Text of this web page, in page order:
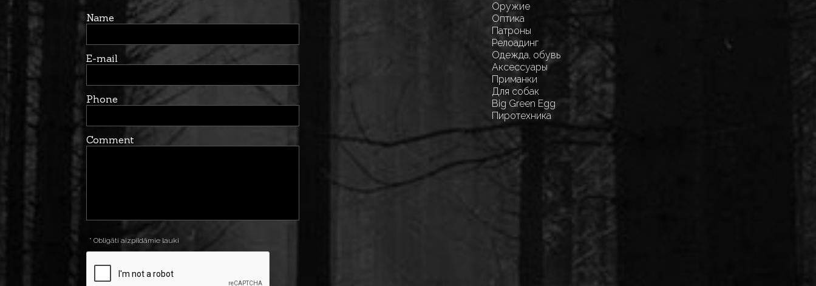
Name
E-mail
Phone
Comment
* Obligāti aizpildāmie lauki
Оружие
Оптика
Патроны
Релоадинг
Одежда, обувь
Аксессуары
Приманки
Для собак
Big Green Egg
Пиротехника